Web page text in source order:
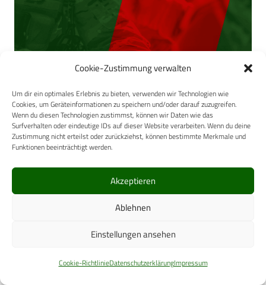
Cookie-Zustimmung verwalten
Um dir ein optimales Erlebnis zu bieten, verwenden wir Technologien wie
Cookies, um Geräteinformationen zu speichern und/oder darauf zuzugreifen.
Wenn du diesen Technologien zustimmst, können wir Daten wie das
Surfverhalten oder eindeutige IDs auf dieser Website verarbeiten. Wenn du deine
Zustimmung nicht erteilst oder zurückziehst, können bestimmte Merkmale und
Funktionen beeinträchtigt werden.
Akzeptieren
Ablehnen
Einstellungen ansehen
Cookie-RichtlinieDatenschutzerklärungImpressum
Tab. 3: Indikationen für die HIV-PEP nach sexueller
Exposition in Deutschland oder Österreich bei unklarem
HIV-Status des Partners
Im Fall des zweiten Betroffenen gelang, wenn auch mit
sieben Tagen